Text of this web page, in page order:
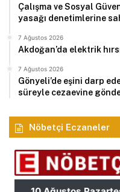
Çalışma ve Sosyal
yasağı denetimlerine
7 Ağustos 2026
Akdoğan’da elektrik
7 Ağustos 2026
Gönyeli’de eşini darp
süreyle cezaevine
Nöbetçi Eczaneler